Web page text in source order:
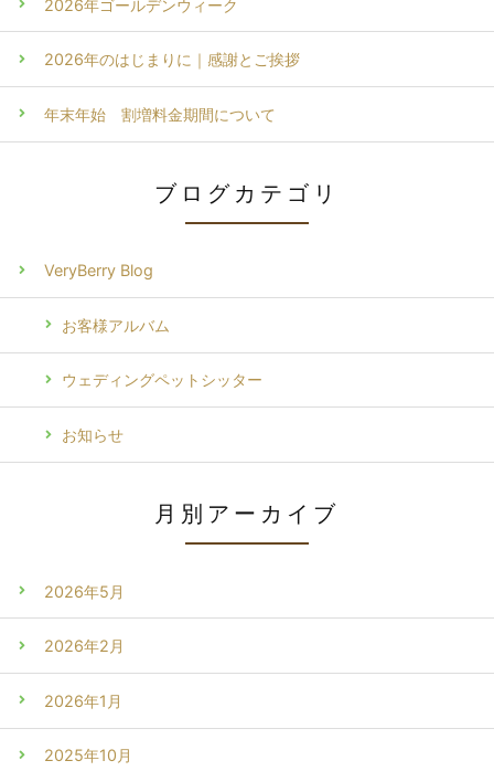
2026年ゴールデンウィーク
2026年のはじまりに｜感謝とご挨拶
年末年始 割増料金期間について
ブログカテゴリ
VeryBerry Blog
お客様アルバム
ウェディングペットシッター
お知らせ
月別アーカイブ
2026年5月
2026年2月
2026年1月
2025年10月